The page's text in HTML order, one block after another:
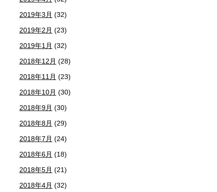
2019年3月 (32)
2019年2月 (23)
2019年1月 (32)
2018年12月 (28)
2018年11月 (23)
2018年10月 (30)
2018年9月 (30)
2018年8月 (29)
2018年7月 (24)
2018年6月 (18)
2018年5月 (21)
2018年4月 (32)